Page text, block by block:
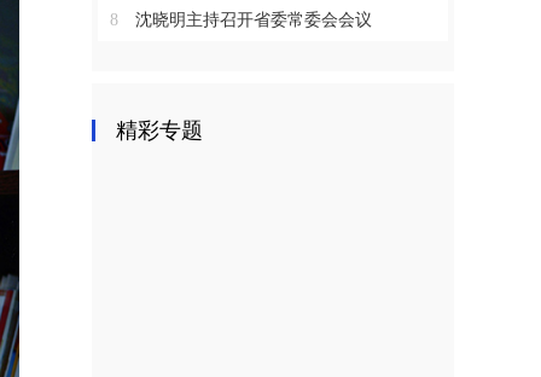
8 沈晓明主持召开省委常委会会议
精彩专题